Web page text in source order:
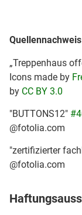
„Treppenhaus
Icons made by
by CC BY 3.0
"BUTTONS12"
@fotolia.com
"zertifizierter
@fotolia.com